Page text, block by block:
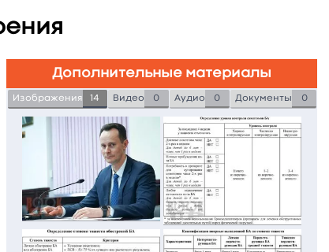
Дополнительные материалы
Изображения 14 Видео 0 Аудио 0 Документы 0